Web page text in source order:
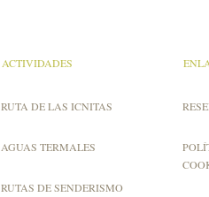
ACTIVIDADES
RUTA DE LAS ICNITAS
AGUAS TERMALES
RUTAS DE SENDERISMO